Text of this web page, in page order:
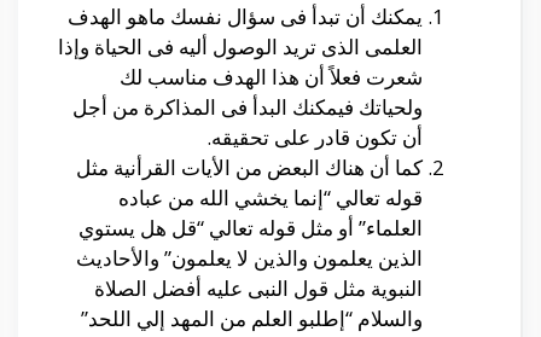
يمكنك أن تبدأ فى سؤال نفسك ماهو الهدف
العلمى الذى تريد الوصول أليه فى الحياة وإذا
شعرت فعلاً أن هذا الهدف مناسب لك
ولحياتك فيمكنك البدأ فى المذاكرة من أجل
أن تكون قادر على تحقيقه.
كما أن هناك البعض من الأيات القرأنية مثل
قوله تعالي “إنما يخشي الله من عباده
العلماء” أو مثل قوله تعالي “قل هل يستوي
الذين يعلمون والذين لا يعلمون” والأحاديث
النبوية مثل قول النبى عليه أفضل الصلاة
والسلام “إطلبو العلم من المهد إلي اللحد”